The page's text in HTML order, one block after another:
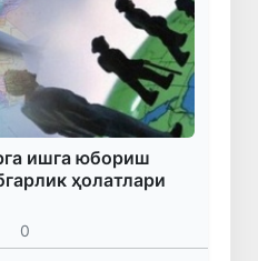
ишга юбориш
ҳолатлари
0